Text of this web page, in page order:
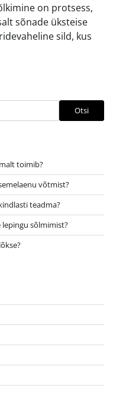
on protsess,
sõnade üksteise
sild, kus
Otsi
toimib?
võtmist?
teadma?
lepingu sõlmimist?